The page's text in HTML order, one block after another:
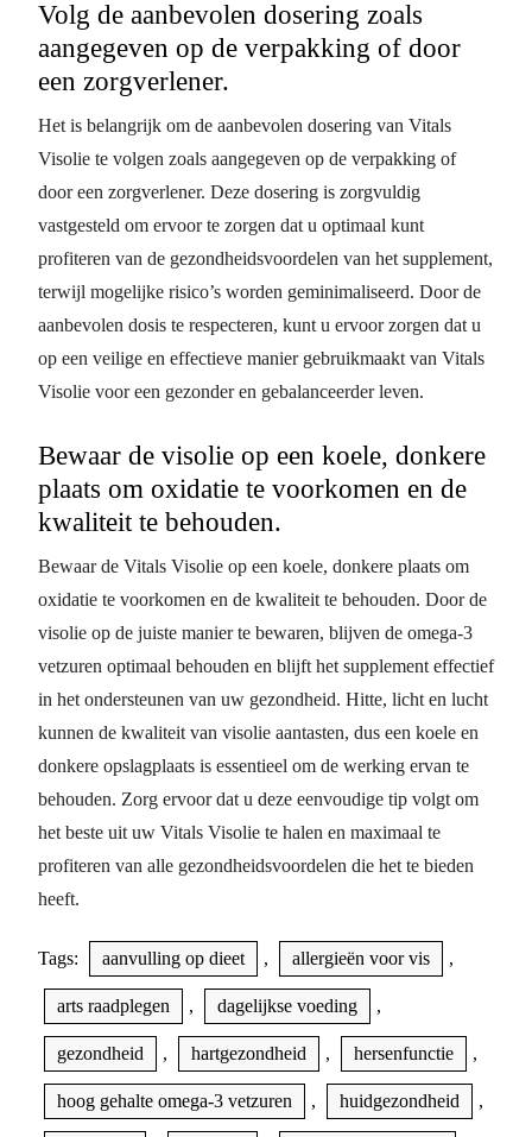
Volg de aanbevolen dosering zoals
aangegeven op de verpakking of door
een zorgverlener.
Het is belangrijk om de aanbevolen dosering van Vitals
Visolie te volgen zoals aangegeven op de verpakking of
door een zorgverlener. Deze dosering is zorgvuldig
vastgesteld om ervoor te zorgen dat u optimaal kunt
profiteren van de gezondheidsvoordelen van het supplement,
terwijl mogelijke risico’s worden geminimaliseerd. Door de
aanbevolen dosis te respecteren, kunt u ervoor zorgen dat u
op een veilige en effectieve manier gebruikmaakt van Vitals
Visolie voor een gezonder en gebalanceerder leven.
Bewaar de visolie op een koele, donkere
plaats om oxidatie te voorkomen en de
kwaliteit te behouden.
Bewaar de Vitals Visolie op een koele, donkere plaats om
oxidatie te voorkomen en de kwaliteit te behouden. Door de
visolie op de juiste manier te bewaren, blijven de omega-3
vetzuren optimaal behouden en blijft het supplement effectief
in het ondersteunen van uw gezondheid. Hitte, licht en lucht
kunnen de kwaliteit van visolie aantasten, dus een koele en
donkere opslagplaats is essentieel om de werking ervan te
behouden. Zorg ervoor dat u deze eenvoudige tip volgt om
het beste uit uw Vitals Visolie te halen en maximaal te
profiteren van alle gezondheidsvoordelen die het te bieden
heeft.
Tags: aanvulling op dieet , allergieën voor vis ,
arts raadplegen , dagelijkse voeding ,
gezondheid , hartgezondheid , hersenfunctie ,
hoog gehalte omega-3 vetzuren , huidgezondheid ,